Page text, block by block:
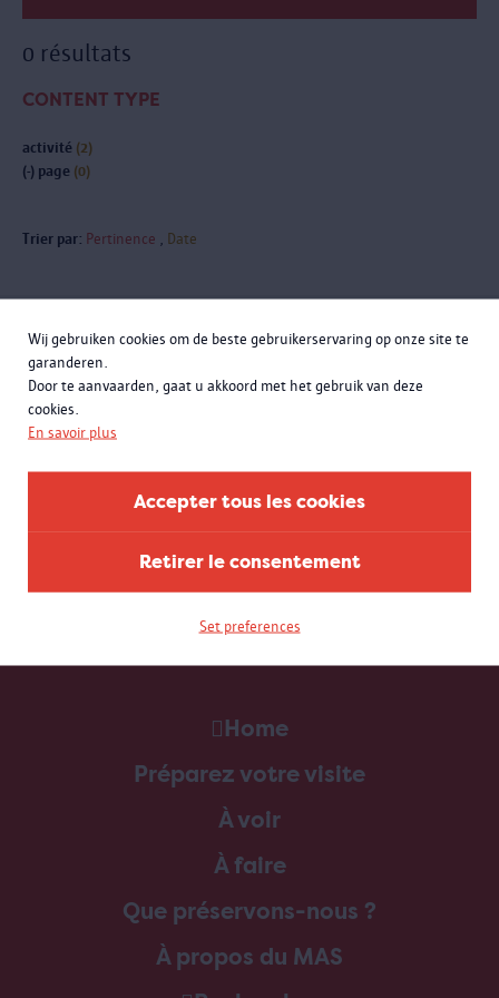
Wij gebruiken cookies om de beste gebruikerservaring op onze site te
garanderen.
Door te aanvaarden, gaat u akkoord met het gebruik van deze
cookies.
En savoir plus
Accepter tous les cookies
Retirer le consentement
Set preferences
0 résultats
CONTENT TYPE
activité (2)
(-) page (0)
Trier par: Pertinence Date
Inscrivez-vous à la newsletter
Home
Préparez votre visite
À voir
À faire
Que préservons-nous ?
À propos du MAS